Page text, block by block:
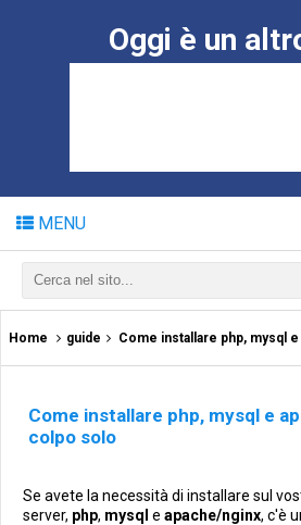
Oggi è un
MENU
Home guide Come installare php, mysql e
Come installare php, mysql e
colpo solo
Se avete la necessità di installare sul
server, php, mysql e apache/nginx, c'è